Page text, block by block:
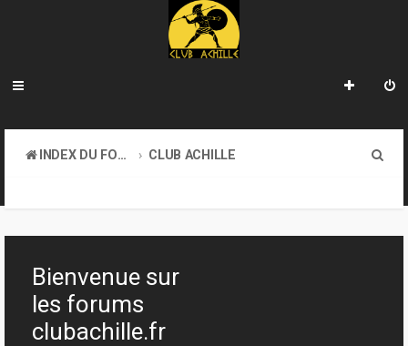
INDEX DU FORUM
CLUB ACHILLE
h
Bienvenue sur
les forums
clubachille.fr